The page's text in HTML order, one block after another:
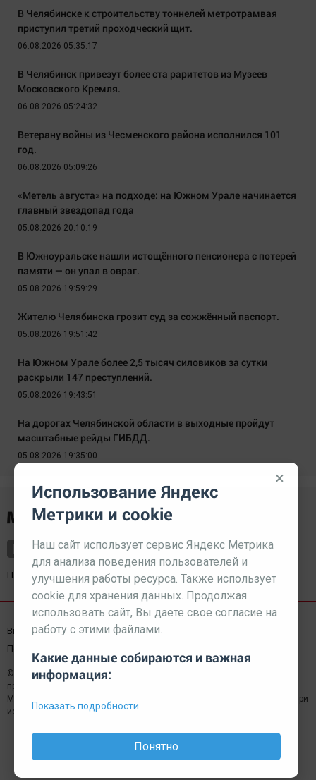
В Челябинске к строительству тоннелей метротрамвая
приступил третий проходческий щит.
06.08.2026 05:35:17
В Челябинск привезут более ста раритетов из Музеев
Московского Кремля.
06.08.2026 05:24:32
Ветерану войны из Чесменского района исполнился 101
год.
06.08.2026 05:09:26
«Метель августа» на подходе: на Южном Урале начинается
главный звездопад года
05.08.2026 20:10:19
В Южноуральске нашли истощённого пенсионера с потерей
памяти — он упал в овраг.
05.08.2026 19:59:29
Жителю Челябинска грозит суд за сожжённый паспорт.
05.08.2026 19:51:42
На Южном Урале более 2,5 тысяч силовиков за сутки
раскрыли 147 преступлений.
05.08.2026 19:43:51
На дорогах Челябинской области в выходные пройдут
масштабные рейды ГИБДД.
05.08.2026 19:35:00
Наш партнерkurorty-sochi.ru
Выходные данные СМИ Реклама
Пользовательское соглашение
© 2026 МЕДИАЗАВОД — Сайт может содержать контент,
предназначенный для лиц 18+
Мнение редакции может не совпадать с мнением отдельных авторов.При
использовании материалов сайта ссылка обязательна.
×
Использование Яндекс
Метрики и cookie
Наш сайт использует сервис Яндекс Метрика
для анализа поведения пользователей и
улучшения работы ресурса. Также использует
cookie для хранения данных. Продолжая
использовать сайт, Вы даете свое согласие на
работу с этими файлами.
Какие данные собираются и важная
информация:
Показать подробности
Понятно